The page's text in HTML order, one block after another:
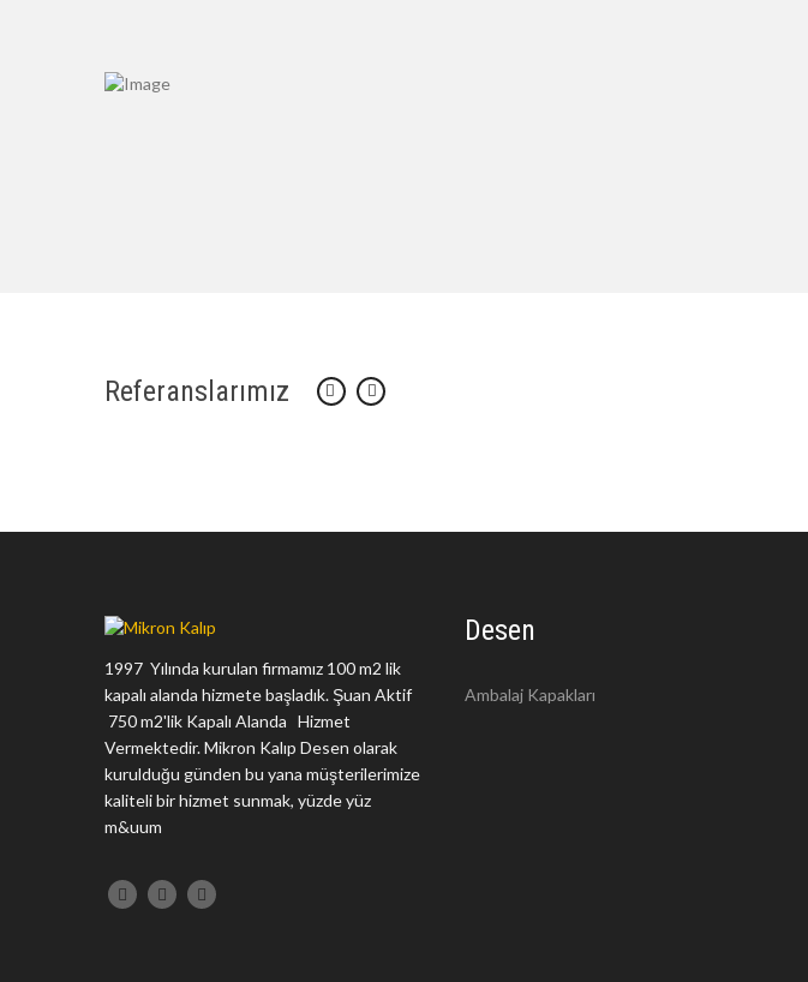
Referanslarımız
1997 Yılında kurulan firmamız 100 m2 lik
kapalı alanda hizmete başladık. Şuan Aktif
750 m2'lik Kapalı Alanda Hizmet
Vermektedir. Mikron Kalıp Desen olarak
kurulduğu günden bu yana müşterilerimize
kaliteli bir hizmet sunmak, yüzde yüz
m&uum
Desen
Ambalaj Kapakları